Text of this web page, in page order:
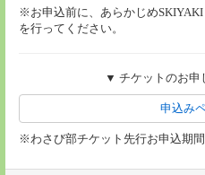
※お申込前に、あらかじめ
を行ってください。
▼ チケットのお申
申込み
※わさび部チケット先行お申込期間